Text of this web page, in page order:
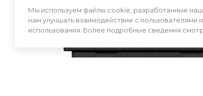
Мы используем файлы cookie, разработанные
нам улучшать взаимодействие с
использования. Более подробные сведения